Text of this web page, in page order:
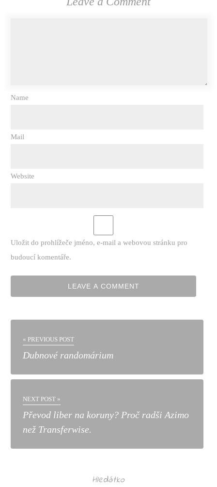
Name
Mail
Website
Uložit do prohlížeče jméno, e-mail a webovou stránku pro
budoucí komentáře.
« PREVIOUS POST
Dubnové randomárium
NEXT POST »
Převod liber na koruny? Proč radši Azimo
než Transferwise.
Hledátko